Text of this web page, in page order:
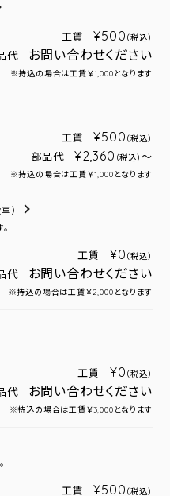
工賃 ¥500 （税込）
代 お問い合わせください
※持込の場合は工賃￥1,000となります
工賃 ¥500 （税込）
部品代 ¥2,360 （税込） ～
※持込の場合は工賃￥1,000となります
）
工賃 ¥0 （税込）
代 お問い合わせください
※持込の場合は工賃￥2,000となります
工賃 ¥0 （税込）
代 お問い合わせください
※持込の場合は工賃￥3,000となります
工賃 ¥500 （税込）